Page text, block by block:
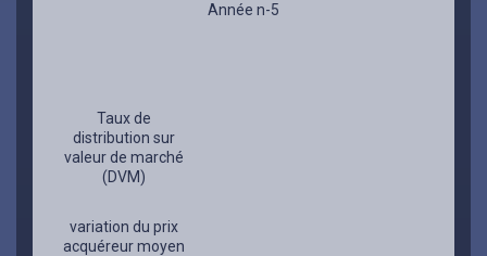
Année n-5
Taux de
distribution sur
valeur de marché
(DVM)
variation du prix
acquéreur moyen